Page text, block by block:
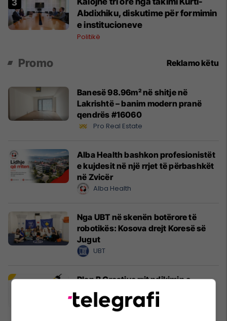
Abdixhiku, diskutime për formimin
e institucioneve
Politikë
Promo Reklamo këtu
Banesë 98.96m² në shitje në
Lakrishtë – banim modern pranë
qendrës #16060
Pro Real Estate
Alba Health bashkon profesionistët
e kujdesit në një rrjet të përbashkët
në Zvicër
Alba Health
Nga UBT në skenën botërore të
robotikës: Kosova drejt Koresë së
Jugut
UBT
Plan B Creative rrit ndikimin e
biznesit tuaj online
Plan B